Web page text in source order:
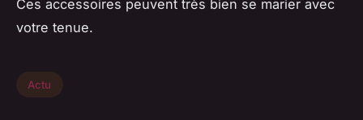
Ces accessoires peuvent très bien se marier avec
votre tenue.
Actu